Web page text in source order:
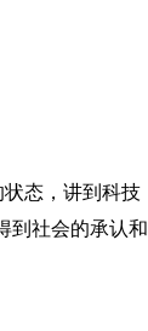
态，讲到科技
到社会的承认和